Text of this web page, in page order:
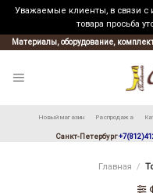
Уважаемые клиенты, в связи с
товара просьба
Skip
to
Материалы, оборудование,
Новый магазин Распродажа
Санкт-Петербург
Главная /